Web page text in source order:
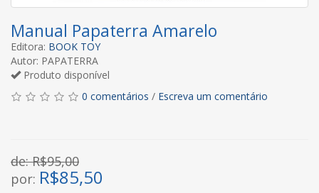
Manual Papaterra Amarelo
Editora: BOOK TOY
Autor: PAPATERRA
Produto disponível
0 comentários / Escreva um comentário
de: R$95,00
por: R$85,50